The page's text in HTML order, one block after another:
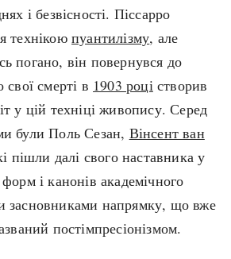
і безвісності. Піссарро
технікоюпуантилізму, але
погано, він повернувся до
свої смерті в 1903 році створив
у цій техніці живопису. Серед
були Поль Сезан, Вінсент ван
пішли далі свого наставника у
і канонів академічного
засновниками напрямку, що вже
постімпресіонізмом.